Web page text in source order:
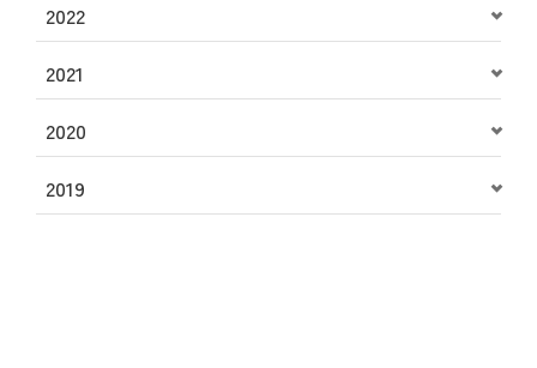
2022
2021
2020
2019